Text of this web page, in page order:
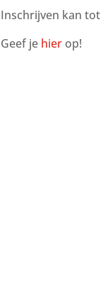
Inschrijven kan
Geef je hierop!